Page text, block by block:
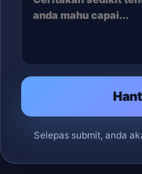
Selepas submit, anda